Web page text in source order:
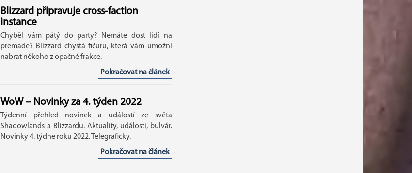
Blizzard připravuje cross-faction
instance
Chyběl vám pátý do party? Nemáte dost lidí na
premade? Blizzard chystá fičuru, která vám umožní
nabrat někoho z opačné frakce.
Pokračovat na článek
WoW – Novinky za 4. týden 2022
Týdenní přehled novinek a událostí ze světa
Shadowlands a Blizzardu. Aktuality, události, bulvár.
Novinky 4. týdne roku 2022. Telegraficky.
Pokračovat na článek